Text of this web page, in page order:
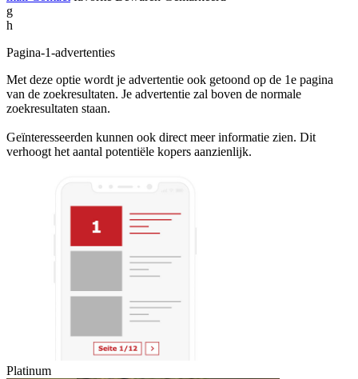
g
h
Pagina-1-advertenties
Met deze optie wordt je advertentie ook getoond op de 1e pagina
van de zoekresultaten. Je advertentie zal boven de normale
zoekresultaten staan.
Geïnteresseerden kunnen ook direct meer informatie zien. Dit
verhoogt het aantal potentiële kopers aanzienlijk.
Platinum